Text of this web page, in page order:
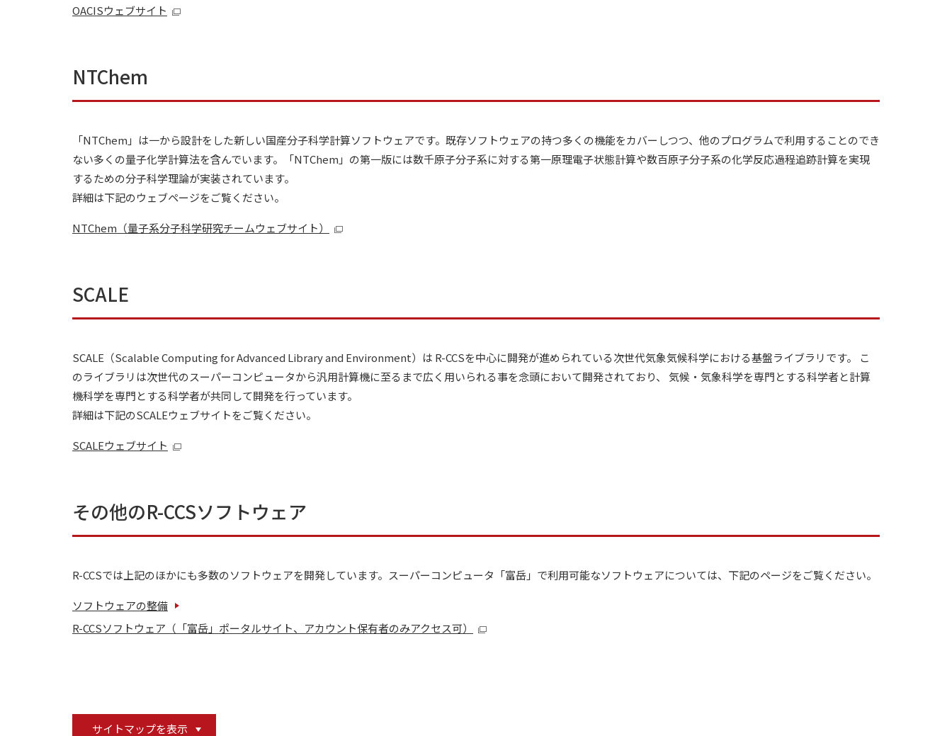
OACISウェブサイト
NTChem
「NTChem」は一から設計をした新しい国産分子科学計算ソフトウェアです。既存ソフトウェアの持つ多くの機能をカバーしつつ、他のプログラムで利用することのでき
ない多くの量子化学計算法を含んでいます。「NTChem」の第一版には数千原子分子系に対する第一原理電子状態計算や数百原子分子系の化学反応過程追跡計算を実現
するための分子科学理論が実装されています。
詳細は下記のウェブページをご覧ください。
NTChem（量子系分子科学研究チームウェブサイト）
SCALE
SCALE（Scalable Computing for Advanced Library and Environment）は R-CCSを中心に開発が進められている次世代気象気候科学における基盤ライブラリです。 こ
のライブラリは次世代のスーパーコンピュータから汎用計算機に至るまで広く用いられる事を念頭において開発されており、 気候・気象科学を専門とする科学者と計算
機科学を専門とする科学者が共同して開発を行っています。
詳細は下記のSCALEウェブサイトをご覧ください。
SCALEウェブサイト
その他のR-CCSソフトウェア
R-CCSでは上記のほかにも多数のソフトウェアを開発しています。スーパーコンピュータ「富岳」で利用可能なソフトウェアについては、下記のページをご覧ください。
ソフトウェアの整備
R-CCSソフトウェア（「富岳」ポータルサイト、アカウント保有者のみアクセス可）
サイトマップを表示